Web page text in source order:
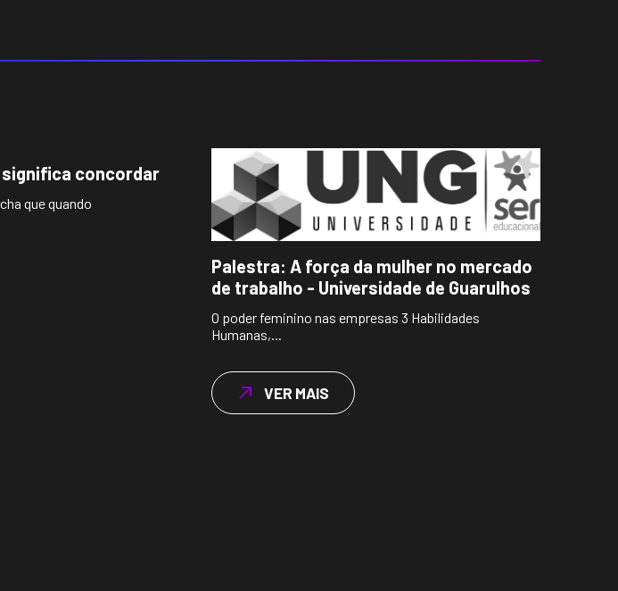
significa concordar
que quando
Palestra: A força da mulher no mercado
de trabalho - Universidade de Guarulhos
O poder feminino nas empresas 3 Habilidades
Humanas,...
VER MAIS